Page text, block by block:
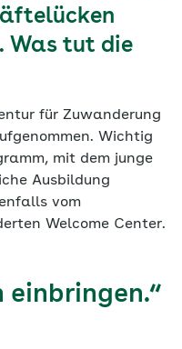
Was tut die
für Zuwanderung
Wichtig
mit dem junge
Ausbildung
vom
Welcome Center.
einbringen.“